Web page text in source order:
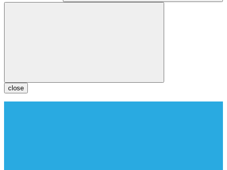
close